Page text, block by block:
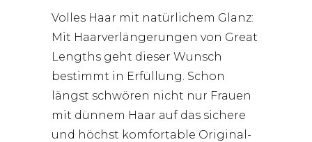
Volles Haar mit natürlichem Glanz:
Mit Haarverlängerungen von Great
Lengths geht dieser Wunsch
bestimmt in Erfüllung. Schon
längst schwören nicht nur Frauen
mit dünnem Haar auf das sichere
und höchst komfortable Original-